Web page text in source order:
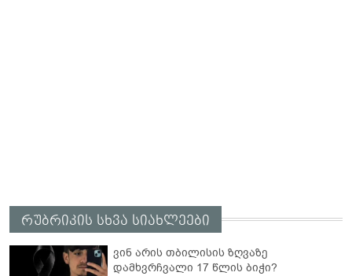
რუბრიკის სხვა სიახლეები
ვინ არის თბილისის ზღვაზე
დამხვრჩვალი 17 წლის ბიჭი?